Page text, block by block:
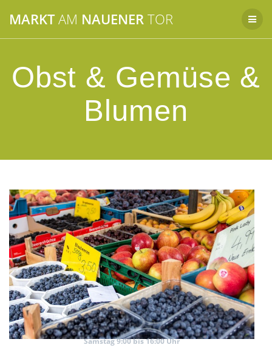
Inhalt
MARKTAM NAUENERTOR
Obst & Gemüse &
Blumen
Samstag 9:00 bis 16:00 Uhr